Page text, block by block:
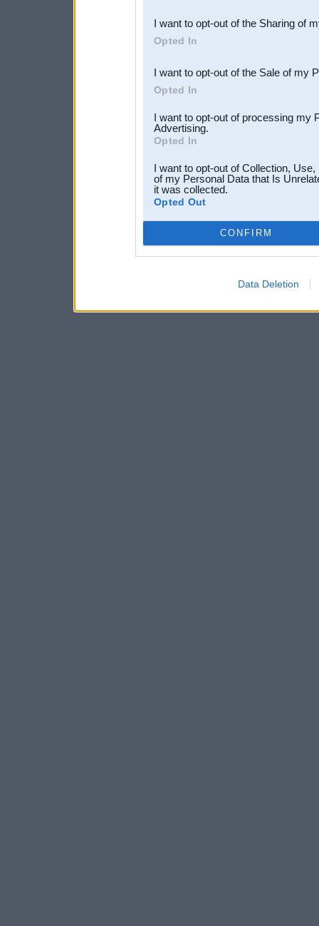
Downstream Participants
third parties.
I want to opt-out of the Sharing of
Opted In
I want to opt-out of the Sale of my
Opted In
I want to opt-out of processing my
Advertising.
Opted In
I want to opt-out of Collection,
of my Personal Data that Is
it was collected.
Opted Out
CONFIRM
Data Deletion